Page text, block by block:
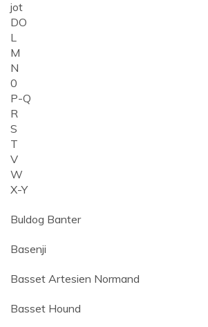
jot
DO
L
M
N
0
P-Q
R
S
T
V
W
X-Y
Buldog Banter
Basenji
Basset Artesien Normand
Basset Hound